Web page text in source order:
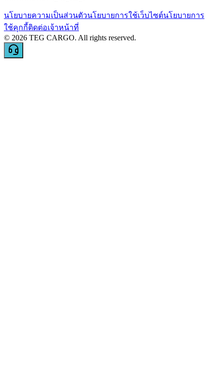
นโยบายความเป็นส่วนตัวนโยบายการใช้เว็บไซต์นโยบายการ
ใช้คุกกี้ติดต่อเจ้าหน้าที่
© 2026 TEG CARGO. All rights reserved.